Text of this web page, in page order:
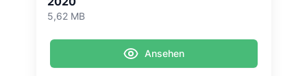
5,62 MB
Ansehen